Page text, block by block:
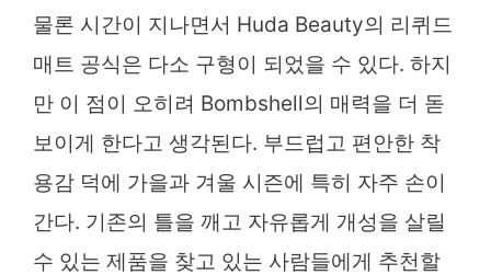
물론 시간이 지나면서 Huda Beauty의 리퀴드
매트 공식은 다소 구형이 되었을 수 있다. 하지
만 이 점이 오히려 Bombshell의 매력을 더 돋
보이게 한다고 생각된다. 부드럽고 편안한 착
용감 덕에 가을과 겨울 시즌에 특히 자주 손이
간다. 기존의 틀을 깨고 자유롭게 개성을 살릴
수 있는 제품을 찾고 있는 사람들에게 추천할